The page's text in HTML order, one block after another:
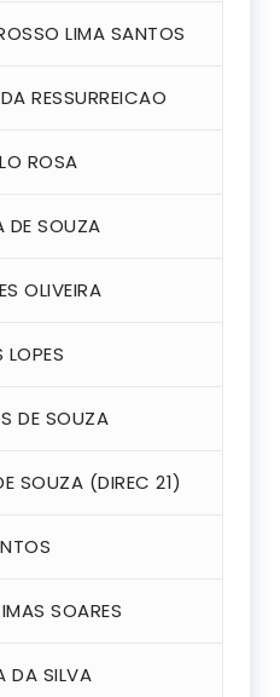
LIMA SANTOS
RESSURREICAO
ROSA
DE SOUZA
OLIVEIRA
LOPES
DE SOUZA
SOUZA (DIREC 21)
SOARES
DA SILVA